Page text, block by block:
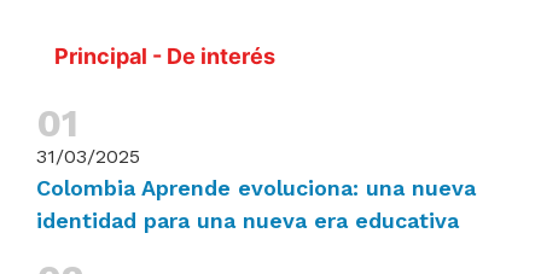
Principal - De interés
31/03/2025
Colombia Aprende evoluciona: una nueva
identidad para una nueva era educativa